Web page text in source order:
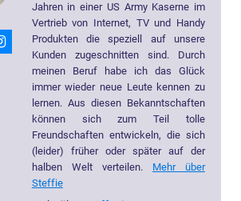
Jahren in einer US Army Kaserne im
Vertrieb von Internet, TV und Handy
Produkten die speziell auf unsere
Kunden zugeschnitten sind. Durch
meinen Beruf habe ich das Glück
immer wieder neue Leute kennen zu
lernen. Aus diesen Bekanntschaften
können sich zum Teil tolle
Freundschaften entwickeln, die sich
(leider) früher oder später auf der
halben Welt verteilen. Mehr über
Steffie